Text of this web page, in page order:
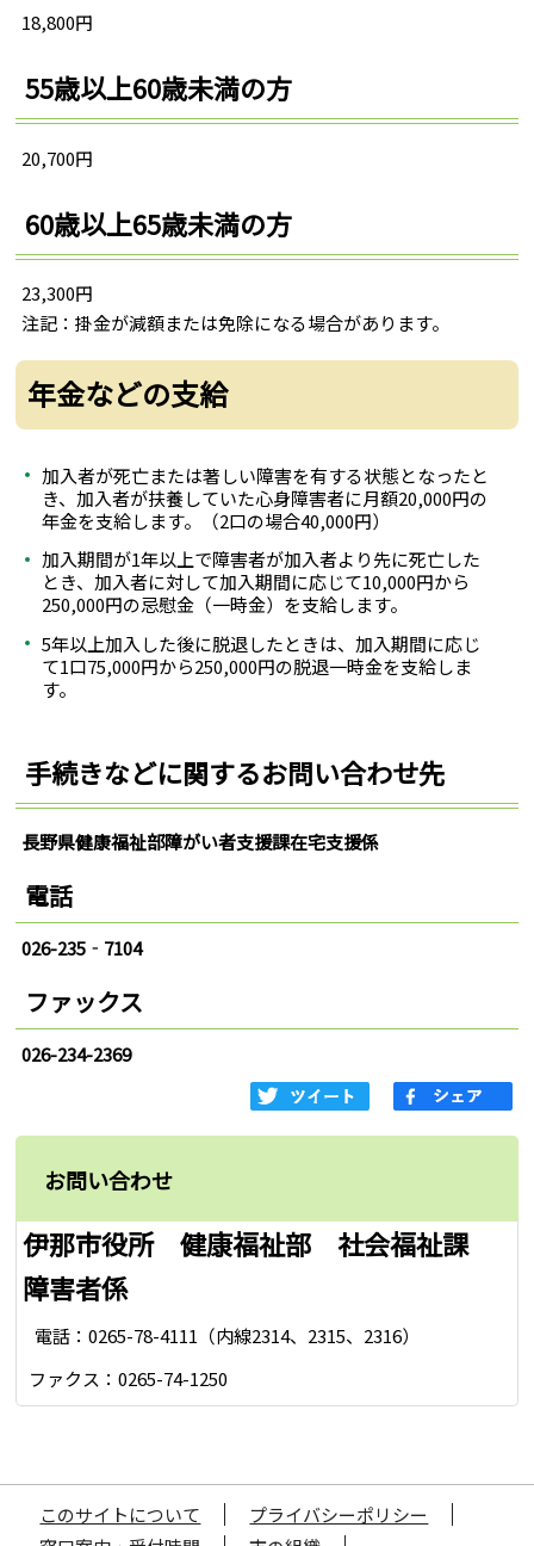
18,800円
55歳以上60歳未満の方
20,700円
60歳以上65歳未満の方
23,300円
注記：掛金が減額または免除になる場合があります。
年金などの支給
加入者が死亡または著しい障害を有する状態となったと
き、加入者が扶養していた心身障害者に月額20,000円の
年金を支給します。（2口の場合40,000円）
加入期間が1年以上で障害者が加入者より先に死亡した
とき、加入者に対して加入期間に応じて10,000円から
250,000円の忌慰金（一時金）を支給します。
5年以上加入した後に脱退したときは、加入期間に応じ
て1口75,000円から250,000円の脱退一時金を支給しま
す。
手続きなどに関するお問い合わせ先
長野県健康福祉部障がい者支援課在宅支援係
電話
026-235‐7104
ファックス
026-234-2369
お問い合わせ
伊那市役所 健康福祉部 社会福祉課
障害者係
電話：0265-78-4111（内線2314、2315、2316）
ファクス：0265-74-1250
このサイトについて
プライバシーポリシー